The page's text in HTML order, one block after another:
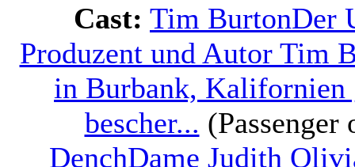
Cast: Tim BurtonDer
Produzent und Autor Tim
in Burbank, Kalifornien
bescher...
DenchDame Judith